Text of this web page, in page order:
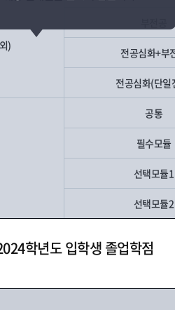
)
전공심화+부
전공심화(단
공통
필수모듈
선택모듈1
선택모듈2
학년도 입학생 졸업학점